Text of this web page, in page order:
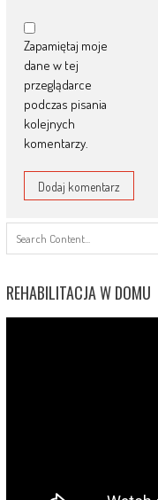
Zapamiętaj moje
dane w tej
przeglądarce
podczas pisania
kolejnych
komentarzy.
REHABILITACJA W DOMU